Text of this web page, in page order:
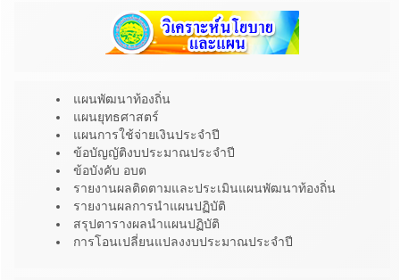
แผนพัฒนาท้องถิ่น
แผนยุทธศาสตร์
แผนการใช้จ่ายเงินประจำปี
ข้อบัญญัติงบประมาณประจำปี
ข้อบังคับ อบต
รายงานผลติดตามและประเมินแผนพัฒนาท้องถิ่น
รายงานผลการนำแผนปฏิบัติ
สรุปตารางผลนำแผนปฏิบัติ
การโอนเปลี่ยนแปลงงบประมาณประจำปี